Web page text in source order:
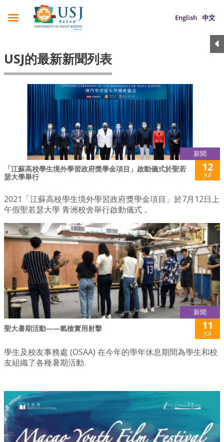
English 中文
USJ的最新新聞列表
新聞
「江蘇高校學生境外學習政府獎學金項目」啟動儀式於聖若
瑟大學舉行
12
Jul
2021「江蘇高校學生境外學習政府獎學金項目」於7月12日上
午假聖若瑟大學 青洲校舍舉行啟動儀式 。
新聞
聖大暑期活動——氣槍實用射擊 11
Jul
學生及校友事務處 (OSAA) 在今年的學年休息期間為學生和校
友組織了各種暑期活動.